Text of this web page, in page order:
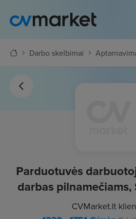
Darbo skelbimai
Parduotuvės
darbas pilnamečiams,
CVMarket.lt